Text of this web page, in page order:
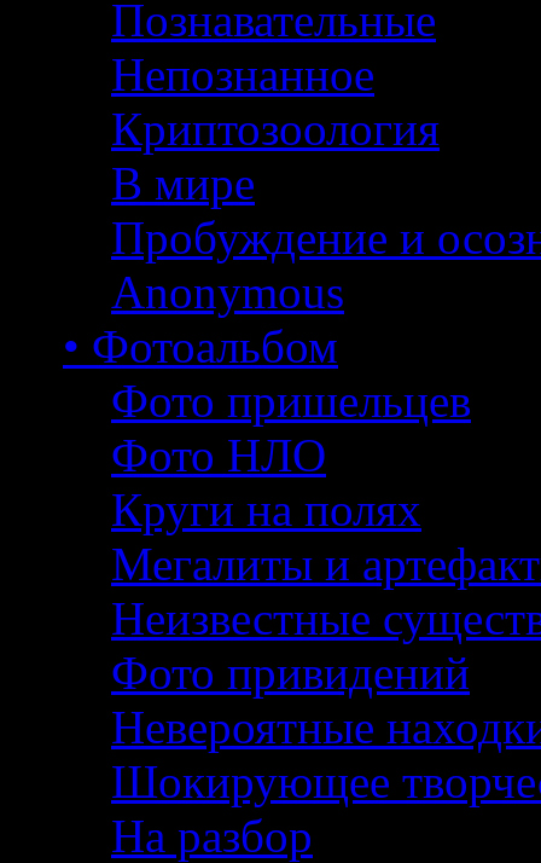
Познавательные
Непознанное
Криптозоология
В мире
Пробуждение и
Anonymous
• Фотоальбом
Фото пришельцев
Фото НЛО
Круги на полях
Мегалиты и
Неизвестные
Фото привидений
Невероятные
Шокирующее
На разбор